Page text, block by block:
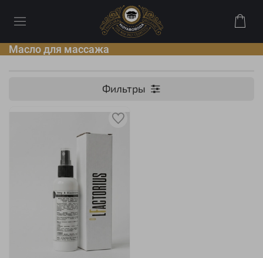
Масло для массажа
Фильтры